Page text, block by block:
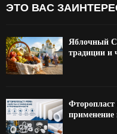
ЭТО ВАС
Яблочный
традиции и
Фторопласт